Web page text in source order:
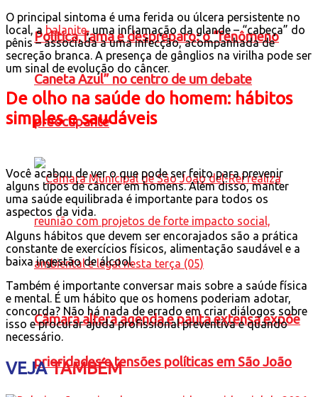
Política, fama e despreparo: o “fenômeno
Caneta Azul” no centro de um debate
preocupante
Câmara altera agenda e pauta extensa expõe
prioridades e tensões políticas em São João
O principal sintoma é uma ferida ou úlcera persistente no
local, a balanite, uma inflamação da glande – “cabeça” do
pênis – associada a uma infecção, acompanhada de
secreção branca. A presença de gânglios na virilha pode ser
um sinal de evolução do câncer.
De olho na saúde do homem: hábitos
simples e saudáveis
Você acabou de ver o que pode ser feito para prevenir
alguns tipos de câncer em homens. Além disso, manter
uma saúde equilibrada é importante para todos os
aspectos da vida.
Alguns hábitos que devem ser encorajados são a prática
constante de exercícios físicos, alimentação saudável e a
baixa ingestão de álcool.
Também é importante conversar mais sobre a saúde física
e mental. É um hábito que os homens poderiam adotar,
concorda? Não há nada de errado em criar diálogos sobre
isso e procurar ajuda profissional preventiva e quando
necessário.
VEJATAMBÉM